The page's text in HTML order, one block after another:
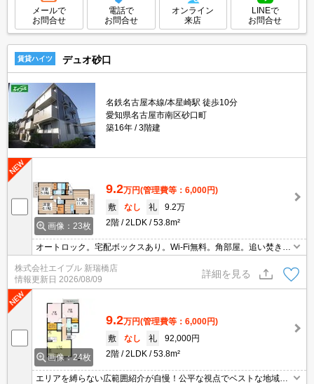
メールで
お問合せ
電話で
お問合せ
オンライン
来店
LINEで
お問合せ
賃貸ハイツ デュオ砂口
名鉄名古屋本線/本星崎駅 徒歩10分
愛知県名古屋市南区砂口町
築16年
3階建
画像：23枚
9.2万円(管理費等：6,000円)
敷
なし 礼
9.2万
2階
2LDK 53.8m²
オートロック。宅配ボックスあり。Wi-Fi無料。角部屋。追い焚き機
能付きバス。ウォークインクローゼット付き。エアコン1基付き。
大和ハウスのＤ-room。スマホで家電遠隔操作（IoT対応）。
株式会社エイブル 新瑞橋店
情報更新日 2026/08/09
詳細を見る
画像：24枚
9.2万円(管理費等：6,000円)
敷
なし 礼
92,000円
2階
2LDK 53.8m²
エリアを縛らない広範囲紹介が自慢！公平な視点でベストな地域を